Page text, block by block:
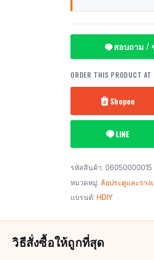
สอบถาม /
ORDER THIS PRODUCT AT
Shopee
LINE
รหัสสินค้า: 06050000015
หมวดหมู่: ล้อประตูและราง
แบรนด์: HDIY
วิธีสั่งซื้อให้ถูกที่สุด